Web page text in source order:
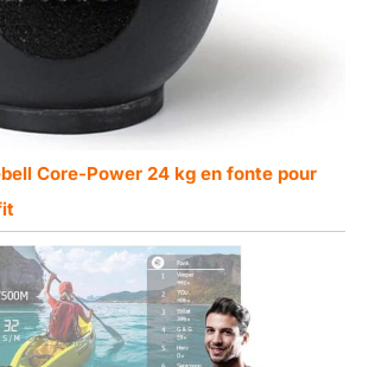
Core-Power 24 kg en fonte pour